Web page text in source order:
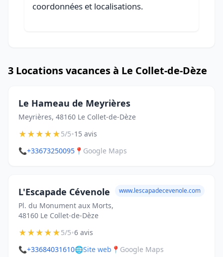
coordonnées et localisations.
3 Locations vacances à Le Collet-de-Dèze
Le Hameau de Meyrières
Meyrières, 48160 Le Collet-de-Dèze
★★★★★5/5•15 avis
📞+33673250095 📍 Google Maps
L'Escapade Cévenole
Pl. du Monument aux Morts,
48160 Le Collet-de-Dèze
www.lescapadecevenole.com
★★★★★5/5•6 avis
📞+33684031610🌐Site web 📍 Google Maps